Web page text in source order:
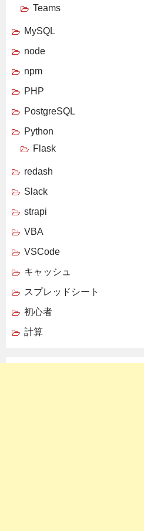
Teams
MySQL
node
npm
PHP
PostgreSQL
Python
Flask
redash
Slack
strapi
VBA
VSCode
キャッシュ
スプレッドシート
初心者
計算